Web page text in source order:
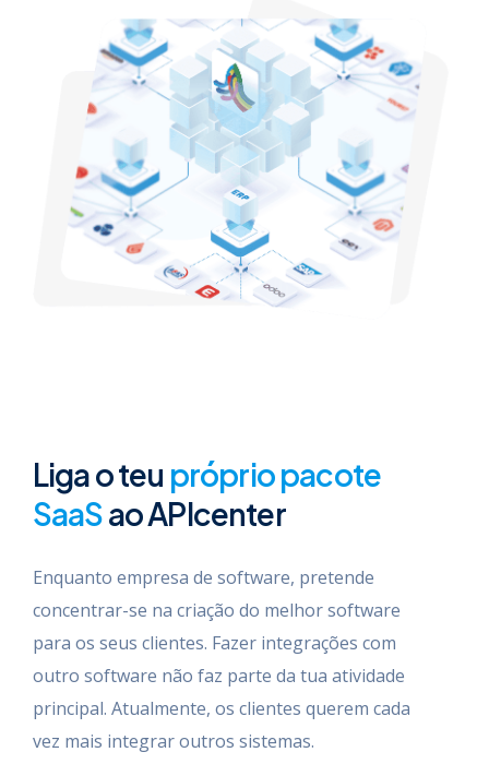
Liga o teu próprio pacote
SaaSao APIcenter
Enquanto empresa de software, pretende
concentrar-se na criação do melhor software
para os seus clientes. Fazer integrações com
outro software não faz parte da tua atividade
principal. Atualmente, os clientes querem cada
vez mais integrar outros sistemas.